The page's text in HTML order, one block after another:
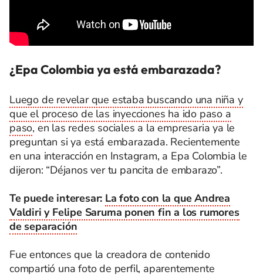
¿Epa Colombia ya está embarazada?
Luego de revelar que estaba buscando una niña y
que el proceso de las inyecciones ha ido paso a
paso, en las redes sociales a la empresaria ya le
preguntan si ya está embarazada. Recientemente
en una interacción en Instagram, a Epa Colombia le
dijeron: “Déjanos ver tu pancita de embarazo”.
Te puede interesar: La foto con la que Andrea
Valdiri y Felipe Saruma ponen fin a los rumores
de separación
Fue entonces que la creadora de contenido
compartió una foto de perfil, aparentemente